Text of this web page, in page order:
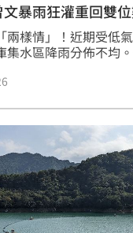
暴雨狂灌重回雙
兩樣情」！近期受低
集水區降雨分佈不均
卡；反觀中部大水庫
線。